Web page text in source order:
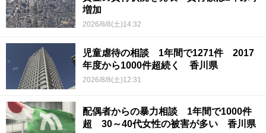
増加
2026/8/8(土)14:32
児童虐待の相談 1年間で1271件 2017
年度から1000件超続く 香川県
2026/8/8(土)12:31
配偶者からの暴力相談 1年間で1000件
超 30～40代女性の被害が多い 香川県